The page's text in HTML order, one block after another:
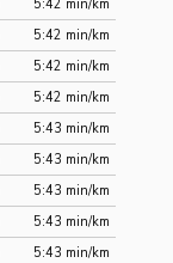
5:42 min/km
5:42 min/km
5:42 min/km
5:42 min/km
5:43 min/km
5:43 min/km
5:43 min/km
5:43 min/km
5:43 min/km